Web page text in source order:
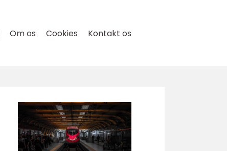
Om os Cookies Kontakt os